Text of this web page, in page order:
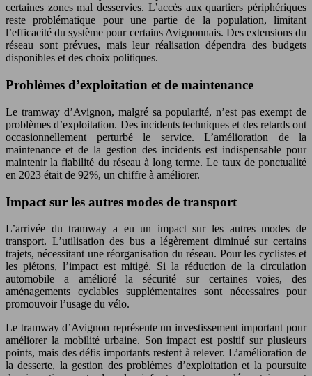
certaines zones mal desservies. L’accès aux quartiers périphériques
reste problématique pour une partie de la population, limitant
l’efficacité du système pour certains Avignonnais. Des extensions du
réseau sont prévues, mais leur réalisation dépendra des budgets
disponibles et des choix politiques.
Problèmes d’exploitation et de maintenance
Le tramway d’Avignon, malgré sa popularité, n’est pas exempt de
problèmes d’exploitation. Des incidents techniques et des retards ont
occasionnellement perturbé le service. L’amélioration de la
maintenance et de la gestion des incidents est indispensable pour
maintenir la fiabilité du réseau à long terme. Le taux de ponctualité
en 2023 était de 92%, un chiffre à améliorer.
Impact sur les autres modes de transport
L’arrivée du tramway a eu un impact sur les autres modes de
transport. L’utilisation des bus a légèrement diminué sur certains
trajets, nécessitant une réorganisation du réseau. Pour les cyclistes et
les piétons, l’impact est mitigé. Si la réduction de la circulation
automobile a amélioré la sécurité sur certaines voies, des
aménagements cyclables supplémentaires sont nécessaires pour
promouvoir l’usage du vélo.
Le tramway d’Avignon représente un investissement important pour
améliorer la mobilité urbaine. Son impact est positif sur plusieurs
points, mais des défis importants restent à relever. L’amélioration de
la desserte, la gestion des problèmes d’exploitation et la poursuite